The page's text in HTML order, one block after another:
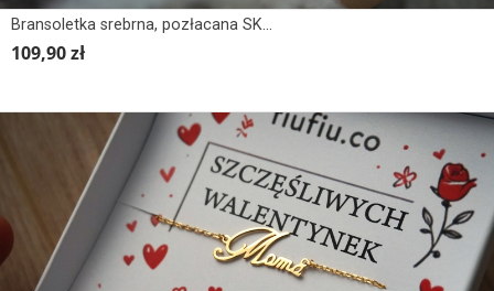
Bransoletka srebrna, pozłacana SKORPION
109,90 zł